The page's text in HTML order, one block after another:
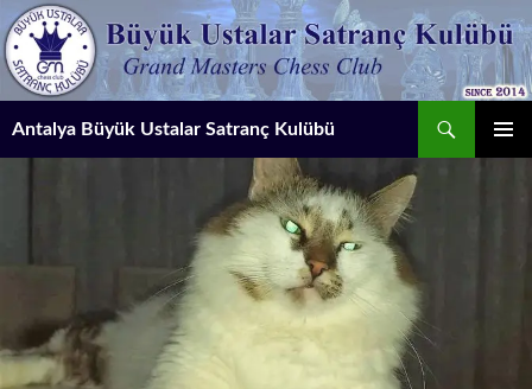
İçeriğe
atla
Antalya Büyük Ustalar Satranç Kulübü